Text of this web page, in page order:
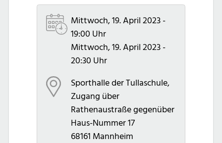
Mittwoch, 19. April 2023 -
19:00 Uhr
Mittwoch, 19. April 2023 -
20:30 Uhr
Sporthalle der Tullaschule,
Zugang über
Rathenaustraße gegenüber
Haus-Nummer 17
68161 Mannheim